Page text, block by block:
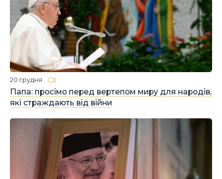
Папа: просімо перед вертепом миру для народів,
які страждають від війни
20 грудня